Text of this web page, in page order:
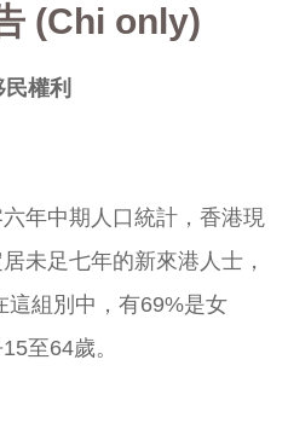
(Chi only)
權利
年中期人口統計，香港現
未足七年的新來港人士，
這組別中，有69%是女
15至64歲。